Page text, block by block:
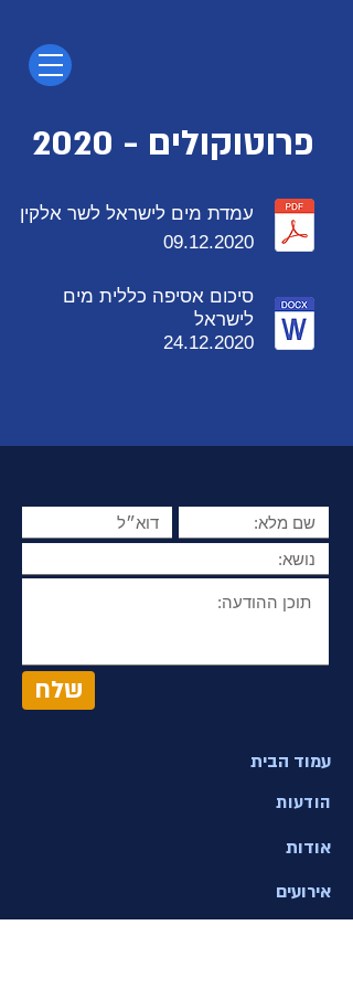
2020 - פרוטוקולים
עמדת מים לישראל לשר אלקין
09.12.2020
סיכום אסיפה כללית מים
לישראל
24.12.2020
שלח
עמוד הבית
הודעות
אודות
אירועים